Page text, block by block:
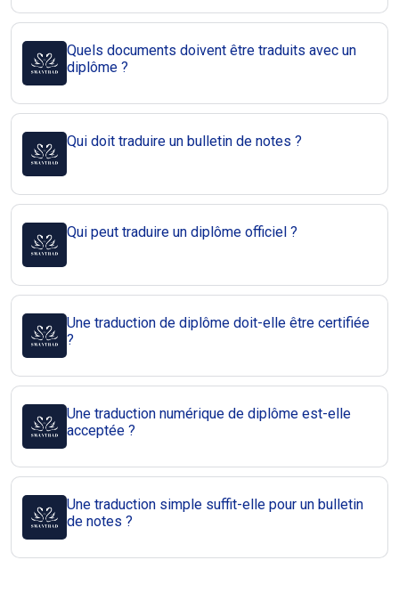
Quels documents doivent être traduits avec un
diplôme ?
Qui doit traduire un bulletin de notes ?
Qui peut traduire un diplôme officiel ?
Une traduction de diplôme doit-elle être certifiée
?
Une traduction numérique de diplôme est-elle
acceptée ?
Une traduction simple suffit-elle pour un bulletin
de notes ?